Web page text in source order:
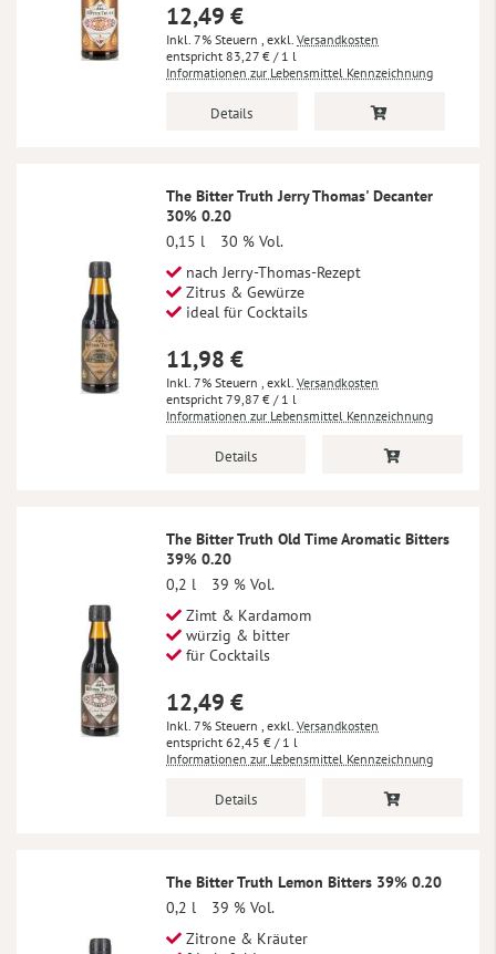
12,49 €
Inkl. 7% Steuern , exkl. Versandkosten
83,27 € / 1 l
Informationen zur Lebensmittel Kennzeichnung
Details
The Bitter Truth Jerry Thomas' Decanter
30% 0.20
0,15 l
30 % Vol.
nach Jerry-Thomas-Rezept
Zitrus & Gewürze
ideal für Cocktails
11,98 €
Inkl. 7% Steuern , exkl. Versandkosten
79,87 € / 1 l
Informationen zur Lebensmittel Kennzeichnung
Details
The Bitter Truth Old Time Aromatic Bitters
39% 0.20
0,2 l
39 % Vol.
Zimt & Kardamom
würzig & bitter
für Cocktails
12,49 €
Inkl. 7% Steuern , exkl. Versandkosten
62,45 € / 1 l
Informationen zur Lebensmittel Kennzeichnung
Details
The Bitter Truth Lemon Bitters 39% 0.20
0,2 l
39 % Vol.
Zitrone & Kräuter